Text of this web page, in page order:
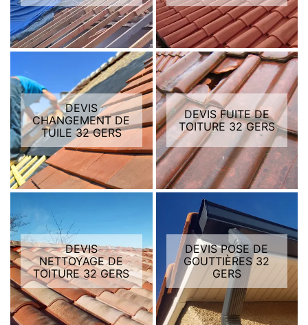
DEVIS
CHANGEMENT DE
TUILE 32 GERS
DEVIS FUITE DE
TOITURE 32 GERS
DEVIS
NETTOYAGE DE
TOITURE 32 GERS
DEVIS POSE DE
GOUTTIÈRES 32
GERS